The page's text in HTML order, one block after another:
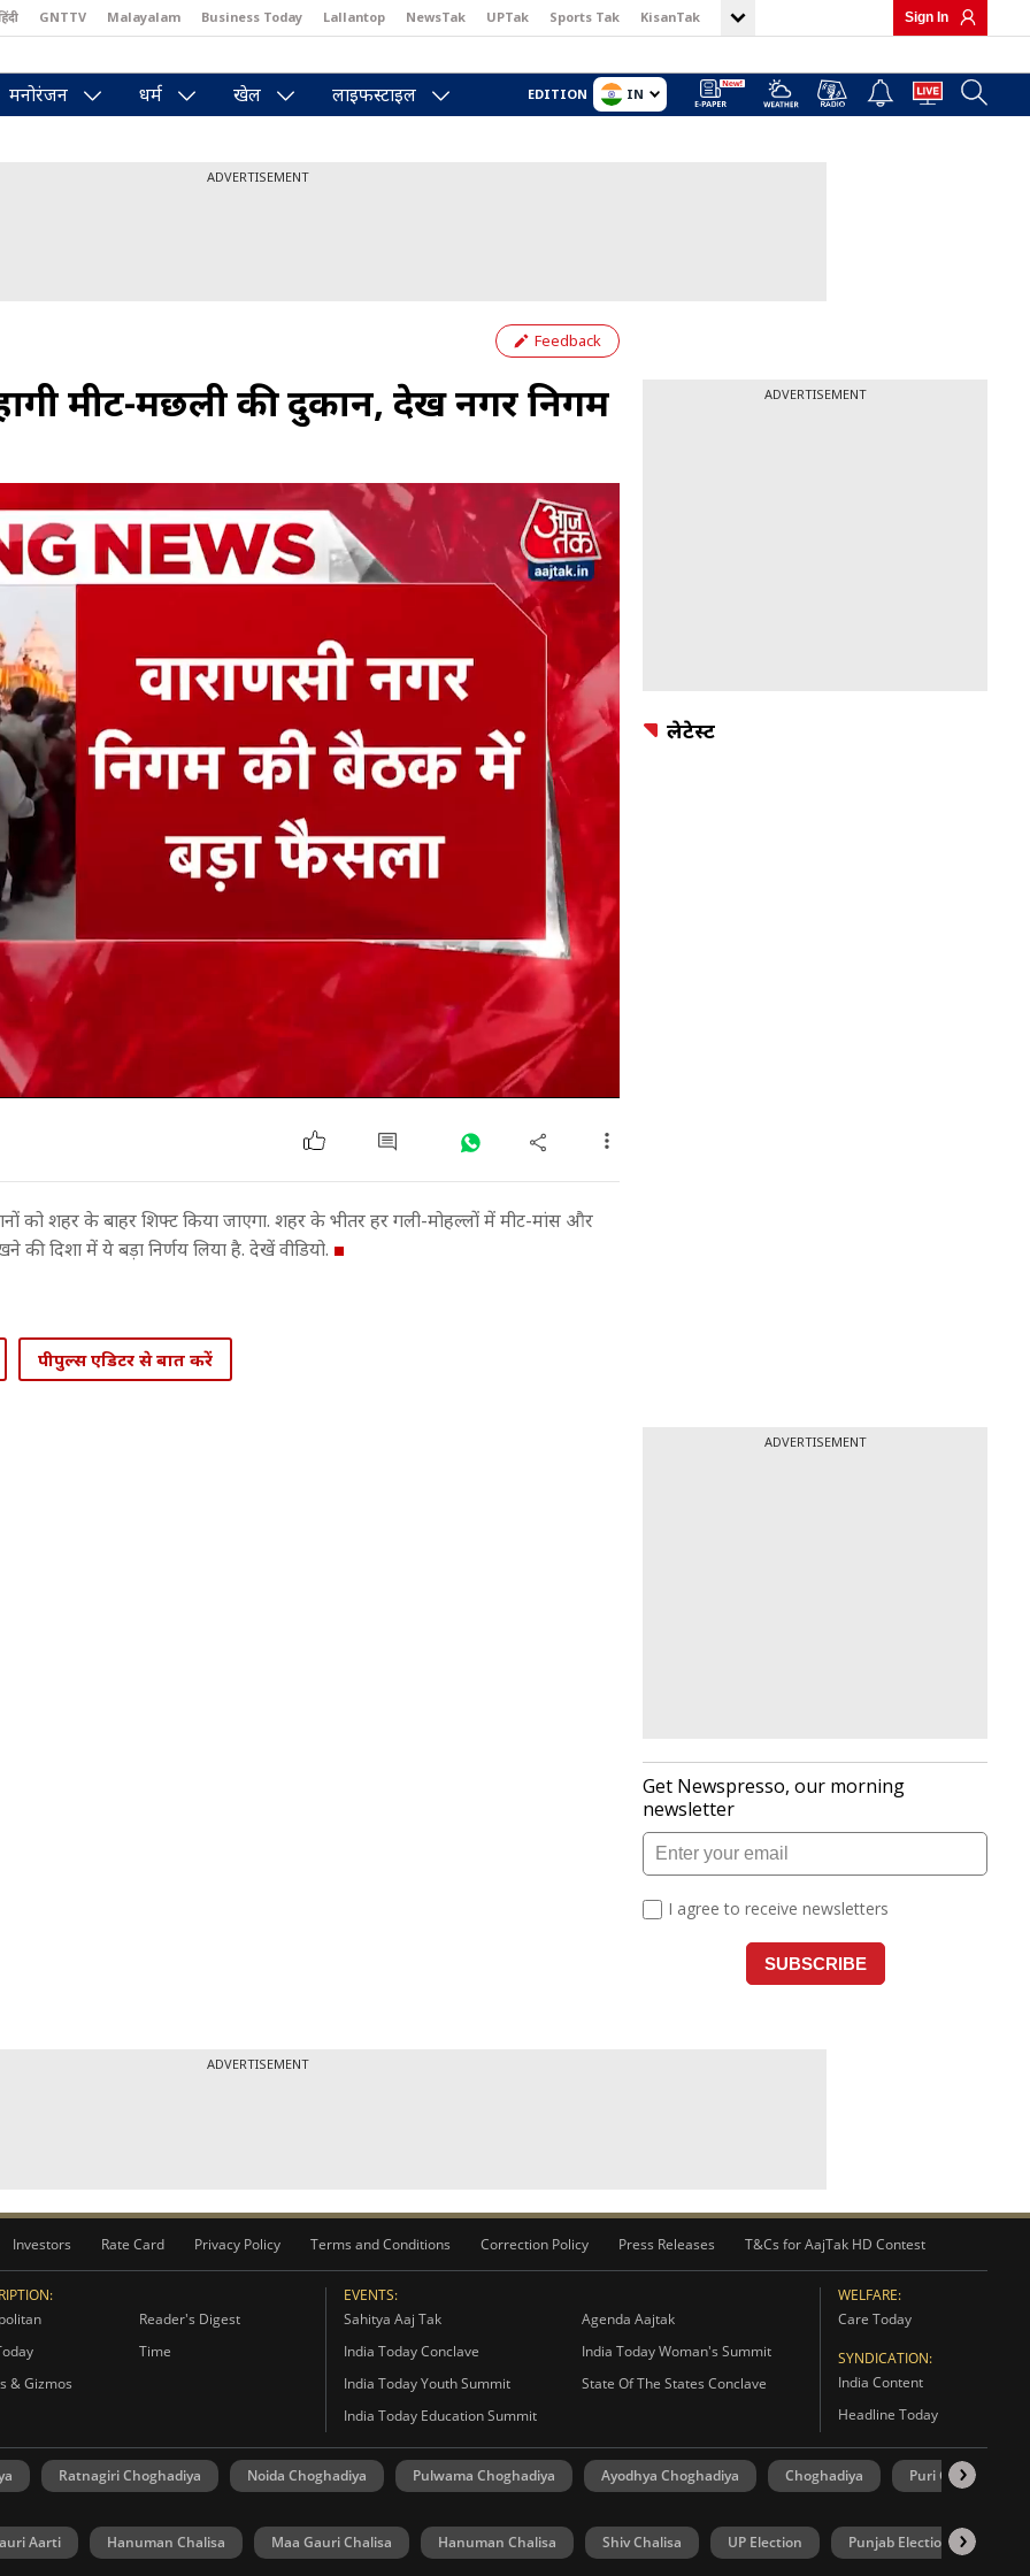
GNTTV Malayalam Business Today Lallantop NewsTak UPTak Sports Tak KisanTak Sign In
मनोरंजन धर्म खेल लाइफस्टाइल EDITION IN
ADVERTISEMENT
Feedback
मीट-मछली की दुकानें, देखें नगर निगम
को शहर के बाहर शिफ्ट किया जाएगा. शहर के भीतर हर गली-मोहल्लों में मीट-मांस और
की दिशा में ये बड़ा निर्णय लिया है. देखें वीडियो.
पीपुल्स एडिटर से बात करें
ADVERTISEMENT
लेटेस्ट
ADVERTISEMENT
ADVERTISEMENT
Investors Rate Card Privacy Policy Terms and Conditions Correction Policy Press Releases T&Cs for AajTak HD Contest
Reader's Digest
Time
& Gizmos
EVENTS:
Sahitya Aaj Tak
Agenda Aajtak
India Today Conclave
India Today Woman's Summit
India Today Youth Summit
State Of The States Conclave
India Today Education Summit
WELFARE:
Care Today
SYNDICATION:
India Content
Headline Today
Ratnagiri Choghadiya Noida Choghadiya Pulwama Choghadiya Ayodhya Choghadiya Choghadiya Puri Choghadiya
Aarti Hanuman Chalisa Maa Gauri Chalisa Hanuman Chalisa Shiv Chalisa UP Election Punjab Election